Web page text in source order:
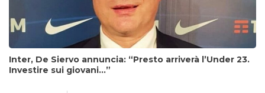
Inter, De Siervo annuncia: “Presto arriverà l’Under 23.
Investire sui giovani…”